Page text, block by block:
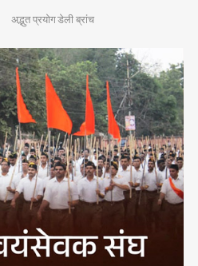
अद्भुत प्रयोगडेली ब्रांच